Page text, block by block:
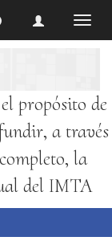
propósito de
a través
la
del IMTA